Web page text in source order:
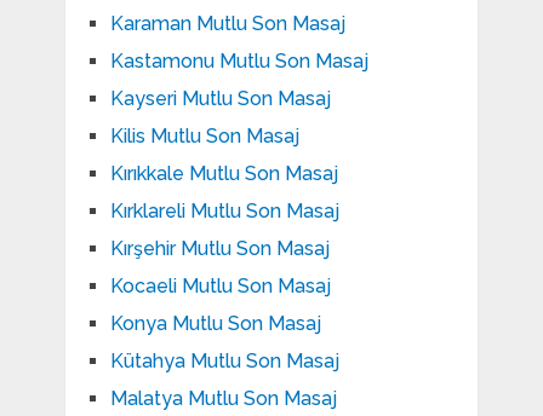
Karaman Mutlu Son Masaj
Kastamonu Mutlu Son Masaj
Kayseri Mutlu Son Masaj
Kilis Mutlu Son Masaj
Kırıkkale Mutlu Son Masaj
Kırklareli Mutlu Son Masaj
Kırşehir Mutlu Son Masaj
Kocaeli Mutlu Son Masaj
Konya Mutlu Son Masaj
Kütahya Mutlu Son Masaj
Malatya Mutlu Son Masaj